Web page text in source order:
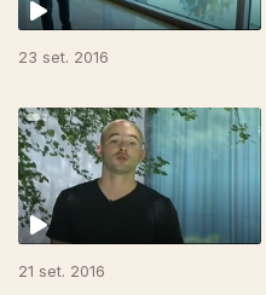
23 set. 2016
21 set. 2016